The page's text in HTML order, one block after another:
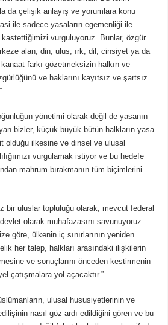
da çelişik anlayış ve yorumlara konu
ile sadece yasaların egemenliği ile
vurguluyoruz. Bunlar, özgür
alan; din, ulus, ırk, dil, cinsiyet ya da
farkı gözetmeksizin halkın ve
ve haklarını kayıtsız ve şartsız
yönetimi olarak değil de yasanın
bizler, küçük büyük bütün halkların yasa
olduğu ilkesine ve dinsel ve ulusal
vurgulamak istiyor ve bu hedefe
mahrum bırakmanın tüm biçimlerini
bir uluslar topluluğu olarak, mevcut federal
devlet olarak muhafazasını savunuyoruz…
göre, ülkenin iç sınırlarının yeniden
her talep, halkları arasındaki ilişkilerin
ve sonuçlarını önceden kestirmenin
çatışmalara yol açacaktır.”
ulusal hususiyetlerinin ve
nasıl göz ardı edildiğini gören ve bu